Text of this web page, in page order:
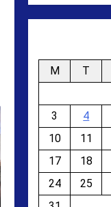
M T
3
4
10
11
17
18
24
25